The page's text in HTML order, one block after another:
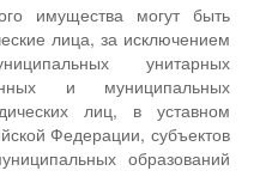
имущества могут быть
лица, за исключением
унитарных
и муниципальных
лиц, в уставном
Федерации, субъектов
образований